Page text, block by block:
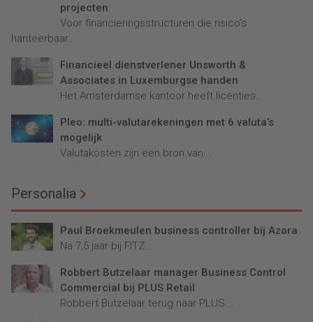
projecten
Voor financieringsstructuren die risico’s
hanteerbaar...
Financieel dienstverlener Unsworth &
Associates in Luxemburgse handen
Het Amsterdamse kantoor heeft licenties...
Pleo: multi-valutarekeningen met 6 valuta’s
mogelijk
Valutakosten zijn een bron van...
Personalia
Paul Broekmeulen business controller bij Azora
Na 7,5 jaar bij FITZ...
Robbert Butzelaar manager Business Control
Commercial bij PLUS Retail
Robbert Butzelaar terug naar PLUS...